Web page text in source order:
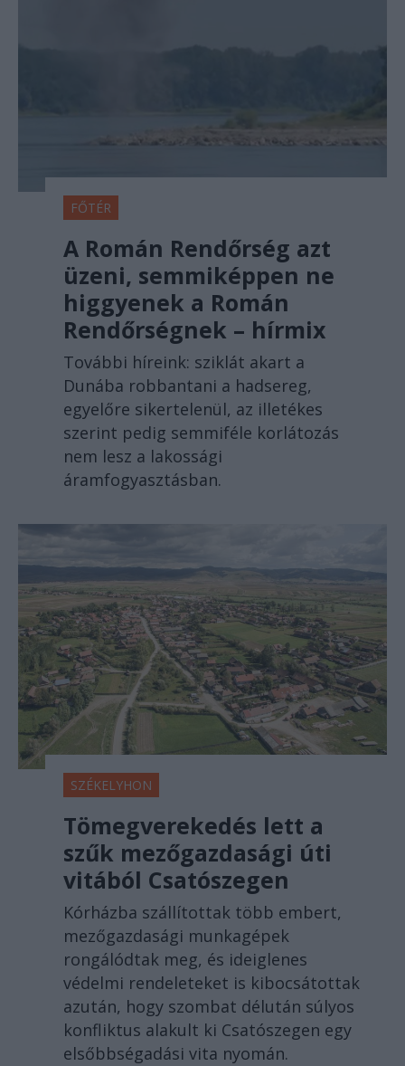
FŐTÉR
A Román Rendőrség azt
üzeni, semmiképpen ne
higgyenek a Román
Rendőrségnek – hírmix
További híreink: sziklát akart a
Dunába robbantani a hadsereg,
egyelőre sikertelenül, az illetékes
szerint pedig semmiféle korlátozás
nem lesz a lakossági
áramfogyasztásban.
SZÉKELYHON
Tömegverekedés lett a
szűk mezőgazdasági úti
vitából Csatószegen
Kórházba szállítottak több embert,
mezőgazdasági munkagépek
rongálódtak meg, és ideiglenes
védelmi rendeleteket is kibocsátottak
azután, hogy szombat délután súlyos
konfliktus alakult ki Csatószegen egy
elsőbbségadási vita nyomán.